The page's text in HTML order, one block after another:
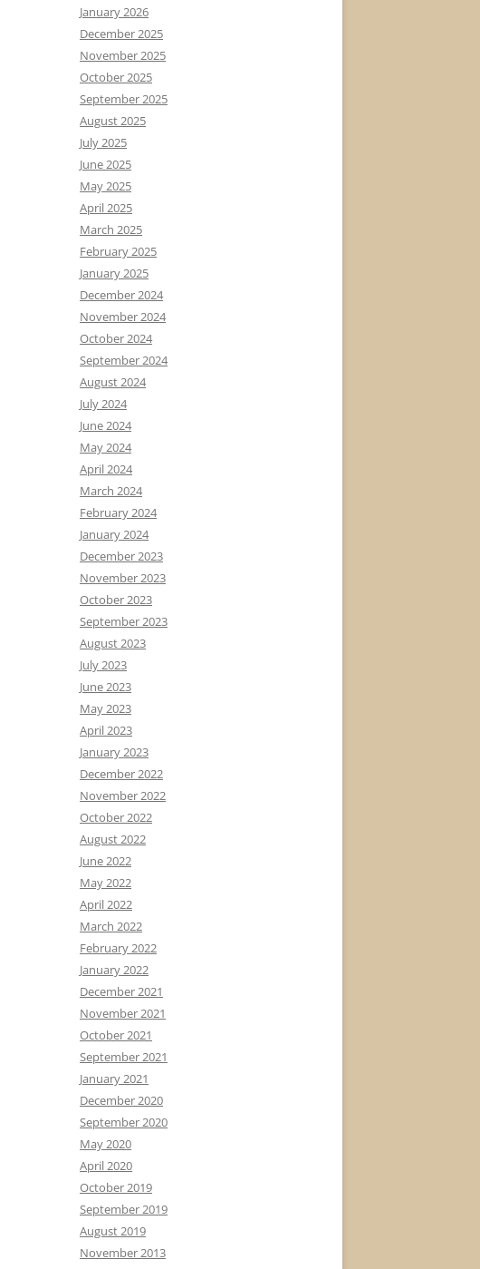
January 2026
December 2025
November 2025
October 2025
September 2025
August 2025
July 2025
June 2025
May 2025
April 2025
March 2025
February 2025
January 2025
December 2024
November 2024
October 2024
September 2024
August 2024
July 2024
June 2024
May 2024
April 2024
March 2024
February 2024
January 2024
December 2023
November 2023
October 2023
September 2023
August 2023
July 2023
June 2023
May 2023
April 2023
January 2023
December 2022
November 2022
October 2022
August 2022
June 2022
May 2022
April 2022
March 2022
February 2022
January 2022
December 2021
November 2021
October 2021
September 2021
January 2021
December 2020
September 2020
May 2020
April 2020
October 2019
September 2019
August 2019
November 2013